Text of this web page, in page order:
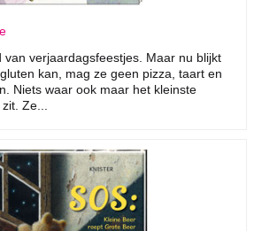
van verjaardagsfeestjes. Maar nu blijkt
kan, mag ze geen pizza, taart en
Niets waar ook maar het kleinste
Ze...